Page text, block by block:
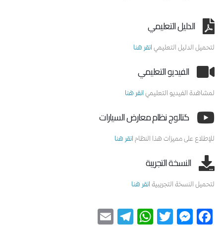
الدليل التعليمي
لتحميل الدليل التعليمي انقر هنا
الفيديو التعليمي
لمشاهدة الفيديو التعليمي انقر هنا
كتالوج نظام معارض السيارات
للإطلاع على مميزات هذا النظام انقر هنا
النسخة التجريبة
لتحميل النسخة التجريبية انقر هنا
Facebook
Messenger
Twitter
WhatsApp
Telegram